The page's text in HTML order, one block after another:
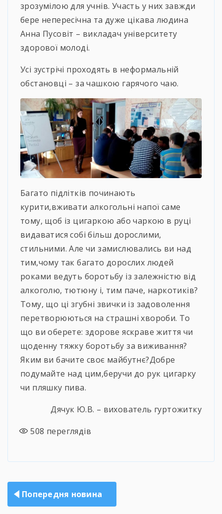
зрозумілою для учнів. Участь у них завжди
бере непересічна та дуже цікава людина
Анна Пусовіт – викладач університету
здорової молоді.
Усі зустрічі проходять в неформальній
обстановці – за чашкою гарячого чаю.
Багато підлітків починають
курити,вживати алкогольні напої саме
тому, щоб із цигаркою або чаркою в руці
видаватися собі більш дорослими,
стильними. Але чи замислювались ви над
тим,чому так багато дорослих людей
роками ведуть боротьбу із залежністю від
алкоголю, тютюну і, тим паче, наркотиків?
Тому, що ці згубні звички із задоволення
перетворюються на страшні хвороби. То
що ви оберете: здорове яскраве життя чи
щоденну тяжку боротьбу за виживання?
Яким ви бачите своє майбутнє?Добре
подумайте над цим,беручи до рук цигарку
чи пляшку пива.
Дячук Ю.В. – вихователь гуртожитку
508 переглядів
Навігація
записів
Попередня новина